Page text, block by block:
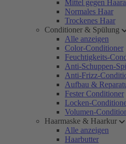
Mittel gegen
Normales Haar
Trockenes Haar
Conditioner & Spülung
Alle anzeigen
Color-Conditioner
Feuchtigkeits-
Anti-Schuppen-
Anti-Frizz-
Aufbau &
Fester Conditioner
Locken-
Volumen-
Haarmaske & Haarkur
Alle anzeigen
Haarbutter